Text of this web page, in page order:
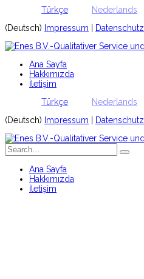
Türkçe Nederlands
(Deutsch) Impressum Datenschutz
Ana Sayfa
Hakkımızda
İletişim
Türkçe
Nederlands
(Deutsch) Impressum Datenschutz
Ana Sayfa
Hakkımızda
İletişim